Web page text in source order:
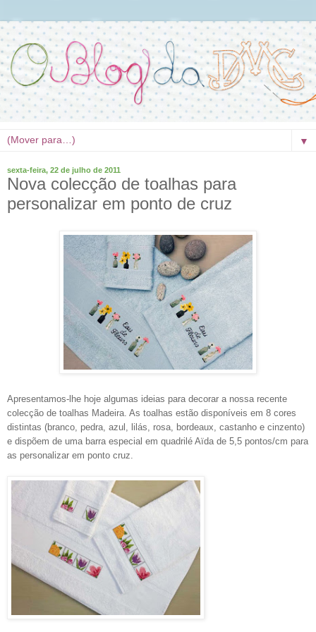
▼
sexta-feira, 22 de julho de 2011
Nova colecção de toalhas para
personalizar em ponto de cruz
Apresentamos-lhe hoje algumas ideias para decorar a nossa recente
colecção de toalhas Madeira. As toalhas estão disponíveis em 8 cores
distintas (branco, pedra, azul, lilás, rosa, bordeaux, castanho e cinzento)
e dispõem de uma barra especial em quadrilé Aïda de 5,5 pontos/cm para
as personalizar em ponto cruz.